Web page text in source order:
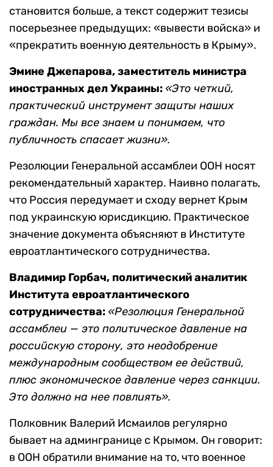
становится больше, а текст содержит тезисы
посерьезнее предыдущих: «вывести войска» и
«прекратить военную деятельность в Крыму».
Эмине Джепарова, заместитель министра
иностранных дел Украины: «Это четкий,
практический инструмент защиты наших
граждан. Мы все знаем и понимаем, что
публичность спасает жизни».
Резолюции Генеральной ассамблеи ООН носят
рекомендательный характер. Наивно полагать,
что Россия передумает и сходу вернет Крым
под украинскую юрисдикцию. Практическое
значение документа объясняют в Институте
евроатлантического сотрудничества.
Владимир Горбач, политический аналитик
Института евроатлантического
сотрудничества: «Резолюция Генеральной
ассамблеи — это политическое давление на
российскую сторону, это неодобрение
международным сообществом ее действий,
плюс экономическое давление через санкции.
Это должно на нее повлиять».
Полковник Валерий Исмаилов регулярно
бывает на админгранице с Крымом. Он говорит:
в ООН обратили внимание на то, что военное